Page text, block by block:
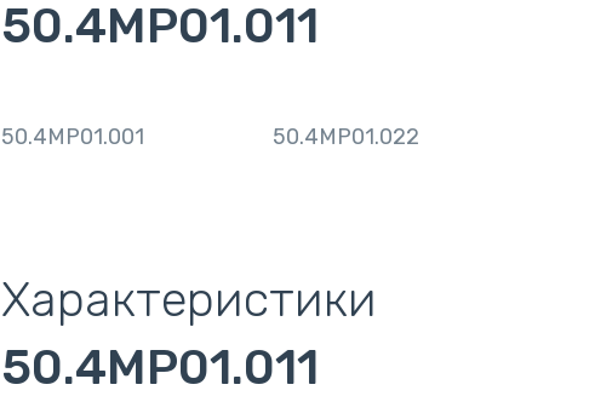
50.4MP01.011
50.4MP01.001 50.4MP01.022
Характеристики
50.4MP01.011